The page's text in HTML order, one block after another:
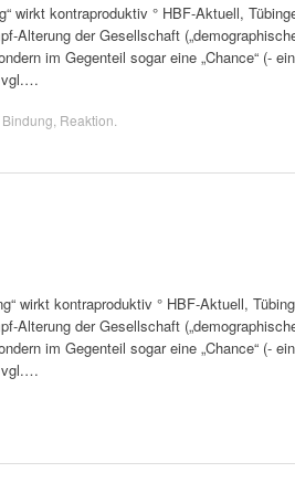
wirkt kontraproduktiv ° HBF-Aktuell,
Alterung der Gesellschaft
im Gegenteil sogar eine „Chance“ (-
vgl.…
Reaktion
wirkt kontraproduktiv ° HBF-Aktuell,
Alterung der Gesellschaft
im Gegenteil sogar eine „Chance“ (-
vgl.…